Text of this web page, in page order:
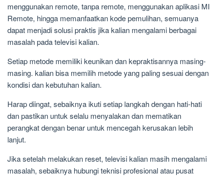
menggunakan remote, tanpa remote, menggunakan aplikasi MI
Remote, hingga memanfaatkan kode pemulihan, semuanya
dapat menjadi solusi praktis jika kalian mengalami berbagai
masalah pada televisi kalian.
Setiap metode memiliki keunikan dan kepraktisannya masing-
masing. kalian bisa memilih metode yang paling sesuai dengan
kondisi dan kebutuhan kalian.
Harap diingat, sebaiknya ikuti setiap langkah dengan hati-hati
dan pastikan untuk selalu menyalakan dan mematikan
perangkat dengan benar untuk mencegah kerusakan lebih
lanjut.
Jika setelah melakukan reset, televisi kalian masih mengalami
masalah, sebaiknya hubungi teknisi profesional atau pusat